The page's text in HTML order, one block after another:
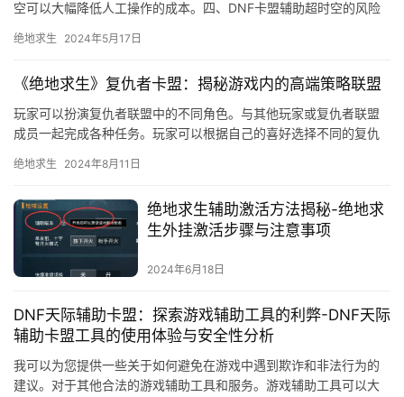
空可以大幅降低人工操作的成本。四、DNF卡盟辅助超时空的风险
绝地求生 2024年5月17日
《绝地求生》复仇者卡盟：揭秘游戏内的高端策略联盟
玩家可以扮演复仇者联盟中的不同角色。与其他玩家或复仇者联盟
成员一起完成各种任务。玩家可以根据自己的喜好选择不同的复仇
绝地求生 2024年8月11日
绝地求生辅助激活方法揭秘-绝地求
生外挂激活步骤与注意事项
2024年6月18日
DNF天际辅助卡盟：探索游戏辅助工具的利弊-DNF天际
辅助卡盟工具的使用体验与安全性分析
我可以为您提供一些关于如何避免在游戏中遇到欺诈和非法行为的
建议。对于其他合法的游戏辅助工具和服务。游戏辅助工具可以大